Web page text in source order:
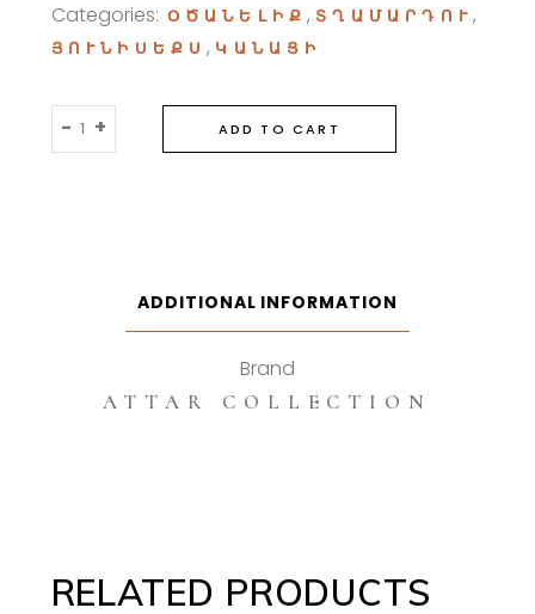
Categories: ՕԾԱՆԵԼԻՔ, ՏՂԱՄԱՐԴՈՒ ,
ՅՈՒՆԻՍԵՔՍ, ԿԱՆԱՑԻ
Attar
Collection
- + ADD TO CART
ADDITIONAL INFORMATION
Brand
ATTAR COLLECTION
RELATED PRODUCTS